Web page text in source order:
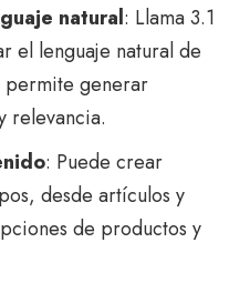
natural: Llama 3.1
el lenguaje natural de
permite generar
relevancia.
: Puede crear
desde artículos y
de productos y